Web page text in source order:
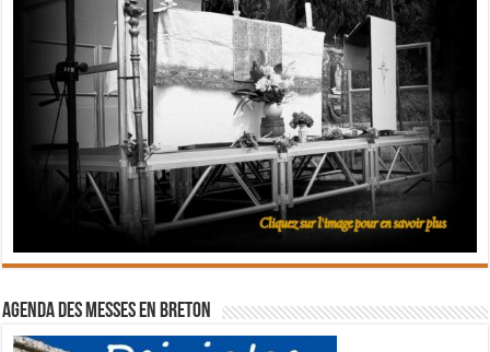
Agenda des messes en breton